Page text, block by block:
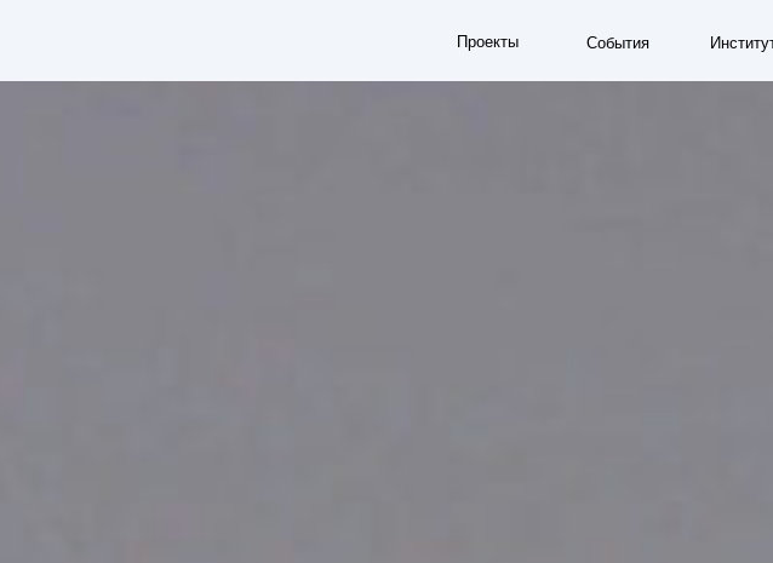
События Институт Достижения